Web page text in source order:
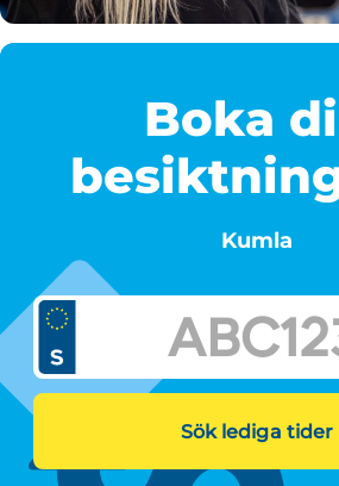
Boka
Kumla
Sök lediga tider